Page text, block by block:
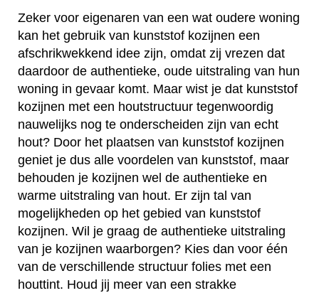
Zeker voor eigenaren van een wat oudere woning
kan het gebruik van kunststof kozijnen een
afschrikwekkend idee zijn, omdat zij vrezen dat
daardoor de authentieke, oude uitstraling van hun
woning in gevaar komt. Maar wist je dat kunststof
kozijnen met een houtstructuur tegenwoordig
nauwelijks nog te onderscheiden zijn van echt
hout? Door het plaatsen van kunststof kozijnen
geniet je dus alle voordelen van kunststof, maar
behouden je kozijnen wel de authentieke en
warme uitstraling van hout. Er zijn tal van
mogelijkheden op het gebied van kunststof
kozijnen. Wil je graag de authentieke uitstraling
van je kozijnen waarborgen? Kies dan voor één
van de verschillende structuur folies met een
houttint. Houd jij meer van een strakke